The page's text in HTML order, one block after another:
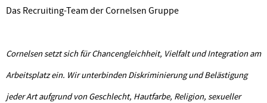
Das Recruiting-Team der Cornelsen Gruppe
Cornelsen setzt sich für Chancengleichheit, Vielfalt und Integration am
Arbeitsplatz ein. Wir unterbinden Diskriminierung und Belästigung
jeder Art aufgrund von Geschlecht, Hautfarbe, Religion, sexueller